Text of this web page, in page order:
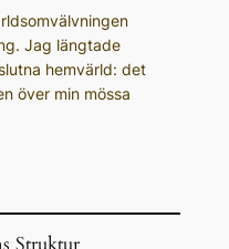
Jag längtade
hemvärld: det
över min mössa